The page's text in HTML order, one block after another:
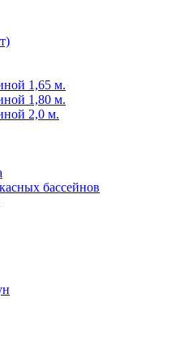
1,65 м.
1,80 м.
2,0 м.
бассейнов